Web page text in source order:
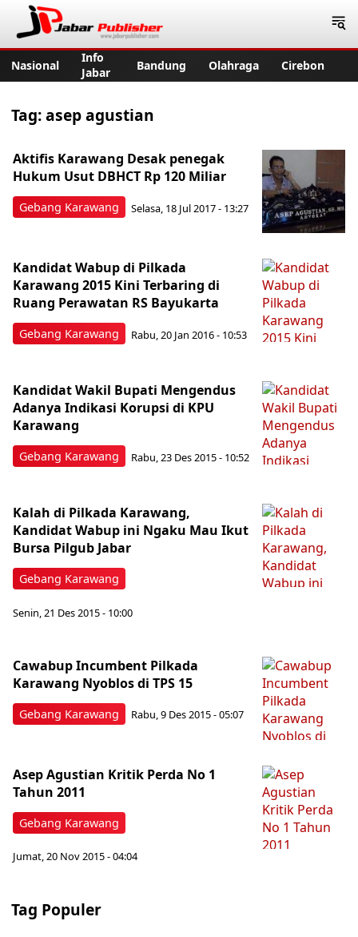
Nasional
Info
Jabar
Bandung Olahraga Cirebon
Tag:asep agustian
Gebang Karawang
Aktifis Karawang Desak penegak
Hukum Usut DBHCT Rp 120 Miliar
Selasa, 18 Jul 2017 - 13:27
Gebang Karawang
Kandidat Wabup di Pilkada
Karawang 2015 Kini Terbaring di
Ruang Perawatan RS Bayukarta
Rabu, 20 Jan 2016 - 10:53
Gebang Karawang
Kandidat Wakil Bupati Mengendus
Adanya Indikasi Korupsi di KPU
Karawang
Rabu, 23 Des 2015 - 10:52
Gebang Karawang
Kalah di Pilkada Karawang,
Kandidat Wabup ini Ngaku Mau Ikut
Bursa Pilgub Jabar
Senin, 21 Des 2015 - 10:00
Gebang Karawang
Cawabup Incumbent Pilkada
Karawang Nyoblos di TPS 15
Rabu, 9 Des 2015 - 05:07
Gebang Karawang
Asep Agustian Kritik Perda No 1
Tahun 2011
Jumat, 20 Nov 2015 - 04:04
Tag Populer